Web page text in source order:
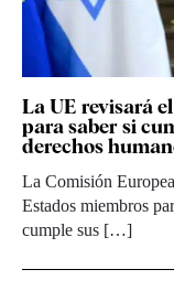
La UE revisará
para saber si
derechos
La Comisión
Estados miembros
cumple sus […]